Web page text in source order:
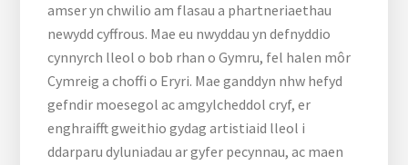
amser yn chwilio am flasau a phartneriaethau
newydd cyffrous. Mae eu nwyddau yn defnyddio
cynnyrch lleol o bob rhan o Gymru, fel halen môr
Cymreig a choffi o Eryri. Mae ganddyn nhw hefyd
gefndir moesegol ac amgylcheddol cryf, er
enghraifft gweithio gydag artistiaid lleol i
ddarparu dyluniadau ar gyfer pecynnau, ac maen